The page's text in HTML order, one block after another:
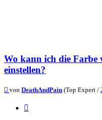
Wo kann ich die Farbe
einstellen?
Beitrag
von DeathAndPain (Top Expert /